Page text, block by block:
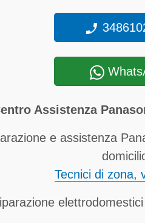
Assistenza
e assistenza
Tecnici di zona,